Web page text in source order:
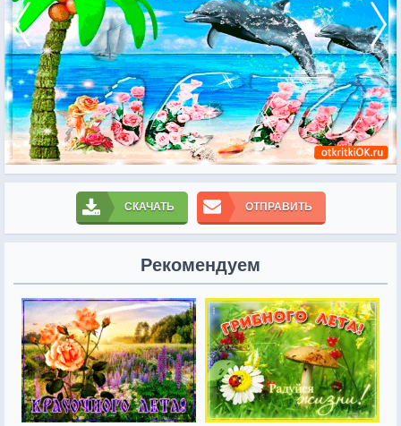
СКАЧАТЬ ОТПРАВИТЬ
Рекомендуем